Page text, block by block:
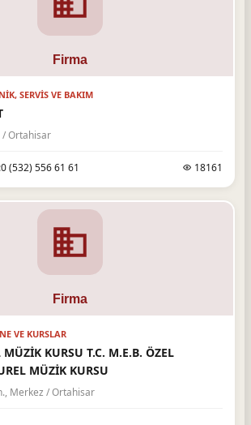
SERVIS VE BAKIM
/ Ortahisar
(532) 556 61 61 18161
VE KURSLAR
MÜZİK KURSU T.C. M.E.B. ÖZEL
MÜZİK KURSU
Merkez / Ortahisar